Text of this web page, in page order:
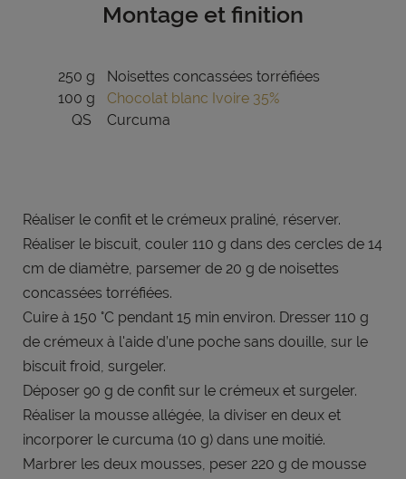
Montage et finition
250 g
Noisettes concassées torréfiées
100 g
Chocolat blanc Ivoire 35%
QS
Curcuma
Réaliser le confit et le crémeux praliné, réserver.
Réaliser le biscuit, couler 110 g dans des cercles de 14
cm de diamètre, parsemer de 20 g de noisettes
concassées torréfiées.
Cuire à 150 °C pendant 15 min environ. Dresser 110 g
de crémeux à l'aide d’une poche sans douille, sur le
biscuit froid, surgeler.
Déposer 90 g de confit sur le crémeux et surgeler.
Réaliser la mousse allégée, la diviser en deux et
incorporer le curcuma (10 g) dans une moitié.
Marbrer les deux mousses, peser 220 g de mousse